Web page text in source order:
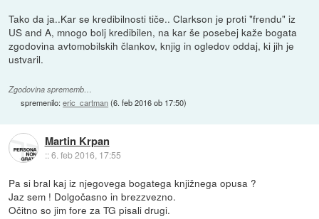
Tako da ja..Kar se kredibilnosti tiče.. Clarkson je proti "frendu" iz
US and A, mnogo bolj kredibilen, na kar še posebej kaže bogata
zgodovina avtomobilskih člankov, knjig in ogledov oddaj, ki jih je
ustvaril.
Zgodovina sprememb…
spremenilo:eric_cartman(6. feb 2016 ob 17:50)
Martin Krpan
::6. feb 2016, 17:55
Pa si bral kaj iz njegovega bogatega knjižnega opusa ?
Jaz sem ! Dolgočasno in brezzvezno.
Očitno so jim fore za TG pisali drugi.